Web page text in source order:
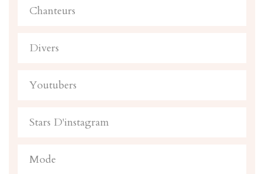
Chanteurs
Divers
Youtubers
Stars D'instagram
Mode